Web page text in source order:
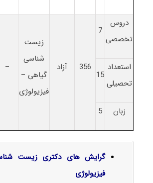
دروس
تخصصی
7
356 آزاد
زیست
شناسی
گیاهی –
فیزیولوژی
–
استعداد
تحصیلی
15
زبان 5
گرایش‌ های دکتری زیست
فیزیولوژی